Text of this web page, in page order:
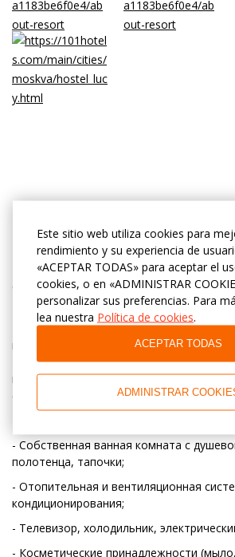
Este sitio web utiliza cookies para
rendimiento y su experiencia de
«ACEPTAR TODAS» para aceptar el
cookies, o en «ADMINISTRAR
personalizar sus preferencias. Para
lea nuestra Política de cookies.
ACEPTAR TODAS
ADMINISTRAR
Alojamiento
Отель "Заречье" предлагает:
Комфортабельные номера, включая
"Стандарт одноместный", "Эконом с
кроватью", "Эконом с двумя
"Стандарт с одной двуспальной
категории "Стандарт Плюс с одной
(дополнительное место)".
- Собственная ванная комната c
полотенца, тапочки;
- Отопительная и вентиляционная
кондиционирования;
- Телевизор, холодильник,
- Косметические принадлежности